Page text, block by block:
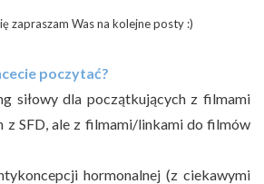
zapraszam Was na kolejne posty :)
poczytać?
siłowy dla początkujących z filmami
z SFD, ale z filmami/linkami do filmów
hormonalnej (z ciekawymi